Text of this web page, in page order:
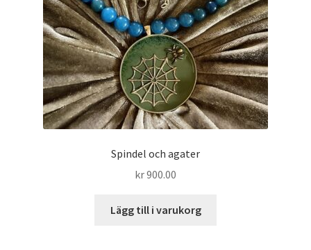
Spindel och agater
kr900.00
Lägg till i varukorg